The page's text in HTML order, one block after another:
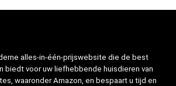
alles-in-één-prijswebsite die de best
biedt voor uw liefhebbende huisdieren van
waaronder Amazon, en bespaart u tijd en